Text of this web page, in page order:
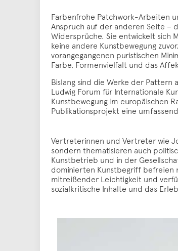
Farbenfrohe Patchwork-Arbeiten
Anspruch auf der anderen Seite –
Widersprüche. Sie entwickelt sich
keine andere Kunstbewegung
vorangegangenen puristischen
Farbe, Formenvielfalt und das
Bislang sind die Werke der
Ludwig Forum für Internationale
Kunstbewegung im europäischen
Publikationsprojekt eine
Vertreterinnen und Vertreter wie
sondern thematisieren auch
Kunstbetrieb und in der
dominierten Kunstbegriff befreien
mitreißender Leichtigkeit und
sozialkritische Inhalte und das